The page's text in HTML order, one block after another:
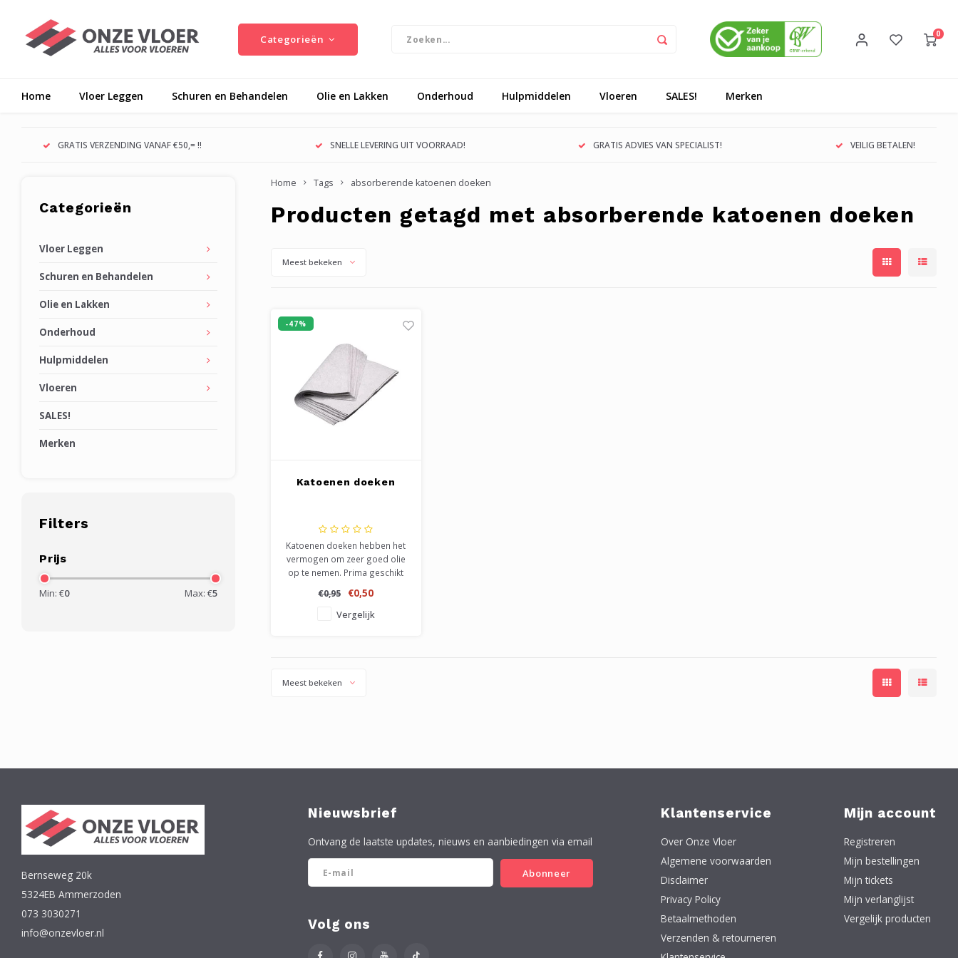
Categorieën 0
Home Vloer Leggen Schuren en Behandelen Olie en Lakken Onderhoud Hulpmiddelen Vloeren SALES! Merken
GRATIS VERZENDING VANAF €50,= !! SNELLE LEVERING UIT VOORRAAD! GRATIS ADVIES VAN SPECIALIST! VEILIG BETALEN!
Categorieën
Vloer Leggen
Schuren en Behandelen
Olie en Lakken
Onderhoud
Hulpmiddelen
Vloeren
SALES!
Merken
Filters
Prijs
Min: €0 Max: €5
Home Tags absorberende katoenen doeken
Producten getagd met absorberende katoenen doeken
Meest bekeken
-47%
Katoenen doeken
Katoenen doeken hebben het
vermogen om zeer goed olie
op te nemen. Prima geschikt
vloer of hout, maar uiteraard
ook prima geschikt voor het
€0,95 €0,50
Vergelijk
Meest bekeken
Bernseweg 20k
5324EB Ammerzoden
073 3030271
info@onzevloer.nl
Nieuwsbrief
Ontvang de laatste updates, nieuws en aanbiedingen via email
Abonneer
Volg ons
Klantenservice
Over Onze Vloer
Algemene voorwaarden
Disclaimer
Privacy Policy
Betaalmethoden
Verzenden & retourneren
Mijn account
Registreren
Mijn bestellingen
Mijn tickets
Mijn verlanglijst
Vergelijk producten